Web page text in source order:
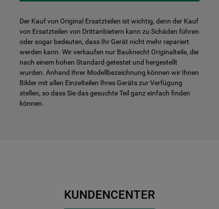
Der Kauf von Original Ersatzteilen ist wichtig, denn der Kauf
von Ersatzteilen von Drittanbietern kann zu Schäden führen
oder sogar bedeuten, dass Ihr Gerät nicht mehr repariert
werden kann. Wir verkaufen nur Bauknecht Originalteile, die
nach einem hohen Standard getestet und hergestellt
wurden. Anhand Ihrer Modellbezeichnung können wir Ihnen
Bilder mit allen Einzelteilen Ihres Geräts zur Verfügung
stellen, so dass Sie das gesuchte Teil ganz einfach finden
können.
KUNDENCENTER